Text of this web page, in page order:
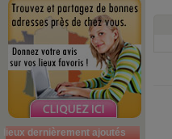
lieux dernièrement ajoutés